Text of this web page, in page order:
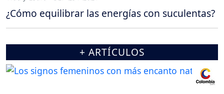
¿Cómo equilibrar las energías con suculentas?
+ ARTÍCULOS